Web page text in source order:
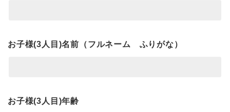
お子様(3人目)名前（フルネーム ふりがな）
お子様(3人目)年齢